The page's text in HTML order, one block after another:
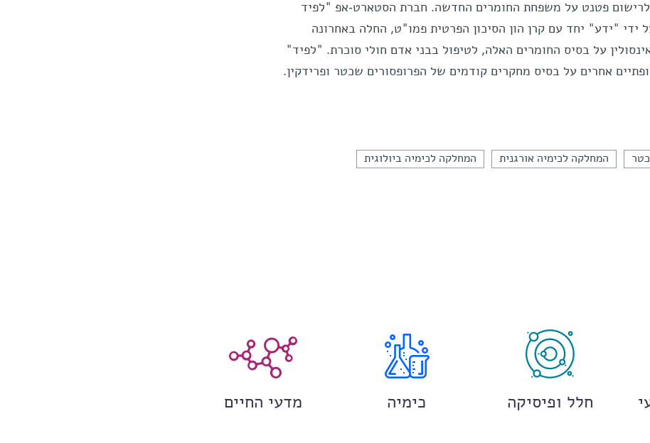
פטנט על משפחת החומרים החדשה. חברת הסטארט-אפ "לפיד
"ידע" יחד עם קרן הון הסיכון הפרטית פמו"ט, החלה באחרונה
על בסיס החומרים האלה, לטיפול בבני אדם חולי סוכרת. "לפיד"
אחרים על בסיס מחקרים קודמים של הפרופסורים שכטר ופרידקין.
המחלקה לכימיה אורגנית המחלקה לכימיה ביולוגית
חלל ופיסיקה כימיה מדעי החיים